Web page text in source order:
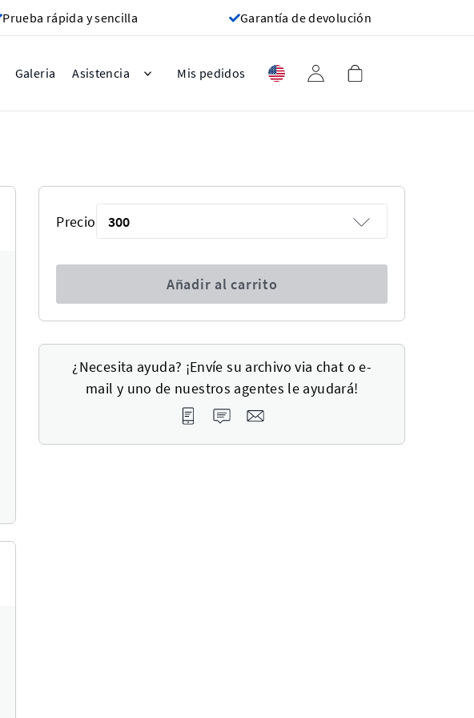
Prueba rápida y sencilla Garantía de devolución
Galeria Asistencia Mis pedidos
Precio 300
Añadir al carrito
¿Necesita ayuda? ¡Envíe su archivo via chat o e-
mail y uno de nuestros agentes le ayudará!